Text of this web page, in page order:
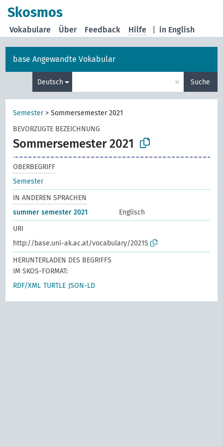
Skosmos
in English
Vokabulare Über Feedback Hilfe
base Angewandte Vokabular
Deutsch × Suche
Semester>Sommersemester 2021
BEVORZUGTE BEZEICHNUNG
Sommersemester 2021
OBERBEGRIFF
Semester
IN ANDEREN SPRACHEN
summer semester 2021
Englisch
URI
http://base.uni-ak.ac.at/vocabulary/2021S
HERUNTERLADEN DES BEGRIFFS
IM SKOS-FORMAT:
RDF/XML TURTLE JSON-LD